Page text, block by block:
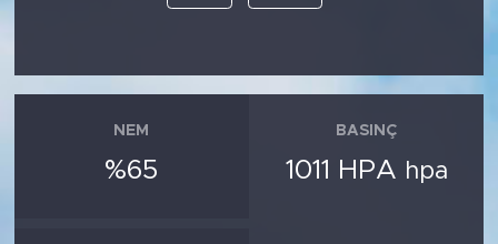
NEM
%65
BASINÇ
1011 HPA hpa